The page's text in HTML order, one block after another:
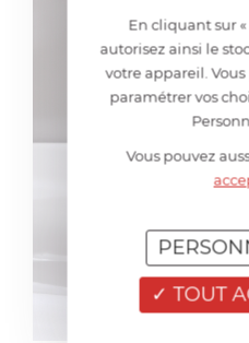
En cliquant sur «
autorisez ainsi le
votre appareil.
paramétrer vos
Vous pouvez
TOUT